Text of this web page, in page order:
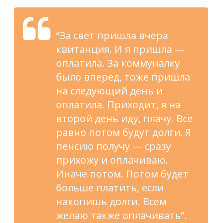
“За свет пришла вчера
квитанция. И я пришла —
оплатила. За коммуналку
было вперед, тоже пришла
на следующий день и
оплатила. Приходит, я на
второй день иду, плачу. Все
равно потом будут долги. Я
пенсию получу — сразу
прихожу и оплачиваю.
Иначе потом. Потом будет
больше платить, если
накопишь долги. Всем
желаю также оплачивать”.